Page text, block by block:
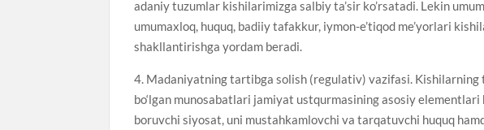
adaniy tuzumlar kishilarimizga salbiy ta’sir ko’rsatadi. Lekin
umumaxloq, huquq, badiiy tafakkur, iymon-e’tiqod me’yorlari
shakllantirishga yordam beradi.
4. Madaniyatning tartibga solish (regulativ) vazifasi.
bo‘lgan munosabatlari jamiyat ustqurmasining asosiy
boruvchi siyosat, uni mustahkamlovchi va tarqatuvchi huquq